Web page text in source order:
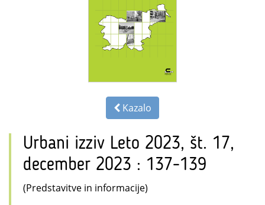
Kazalo
Urbani izziv Leto 2023, št. 17,
december 2023 : 137-139
(Predstavitve in informacije)